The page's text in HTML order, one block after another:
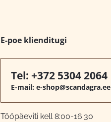
E-poe klienditugi
Tel: +372 5304 2064
E-mail: e-shop@scandagra.ee
Tööpäeviti kell 8:00-16:30